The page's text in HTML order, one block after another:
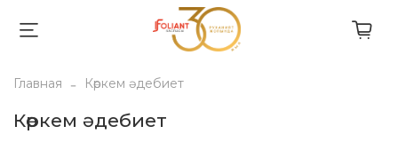
Главная Көркем әдебиет
Көркем әдебиет